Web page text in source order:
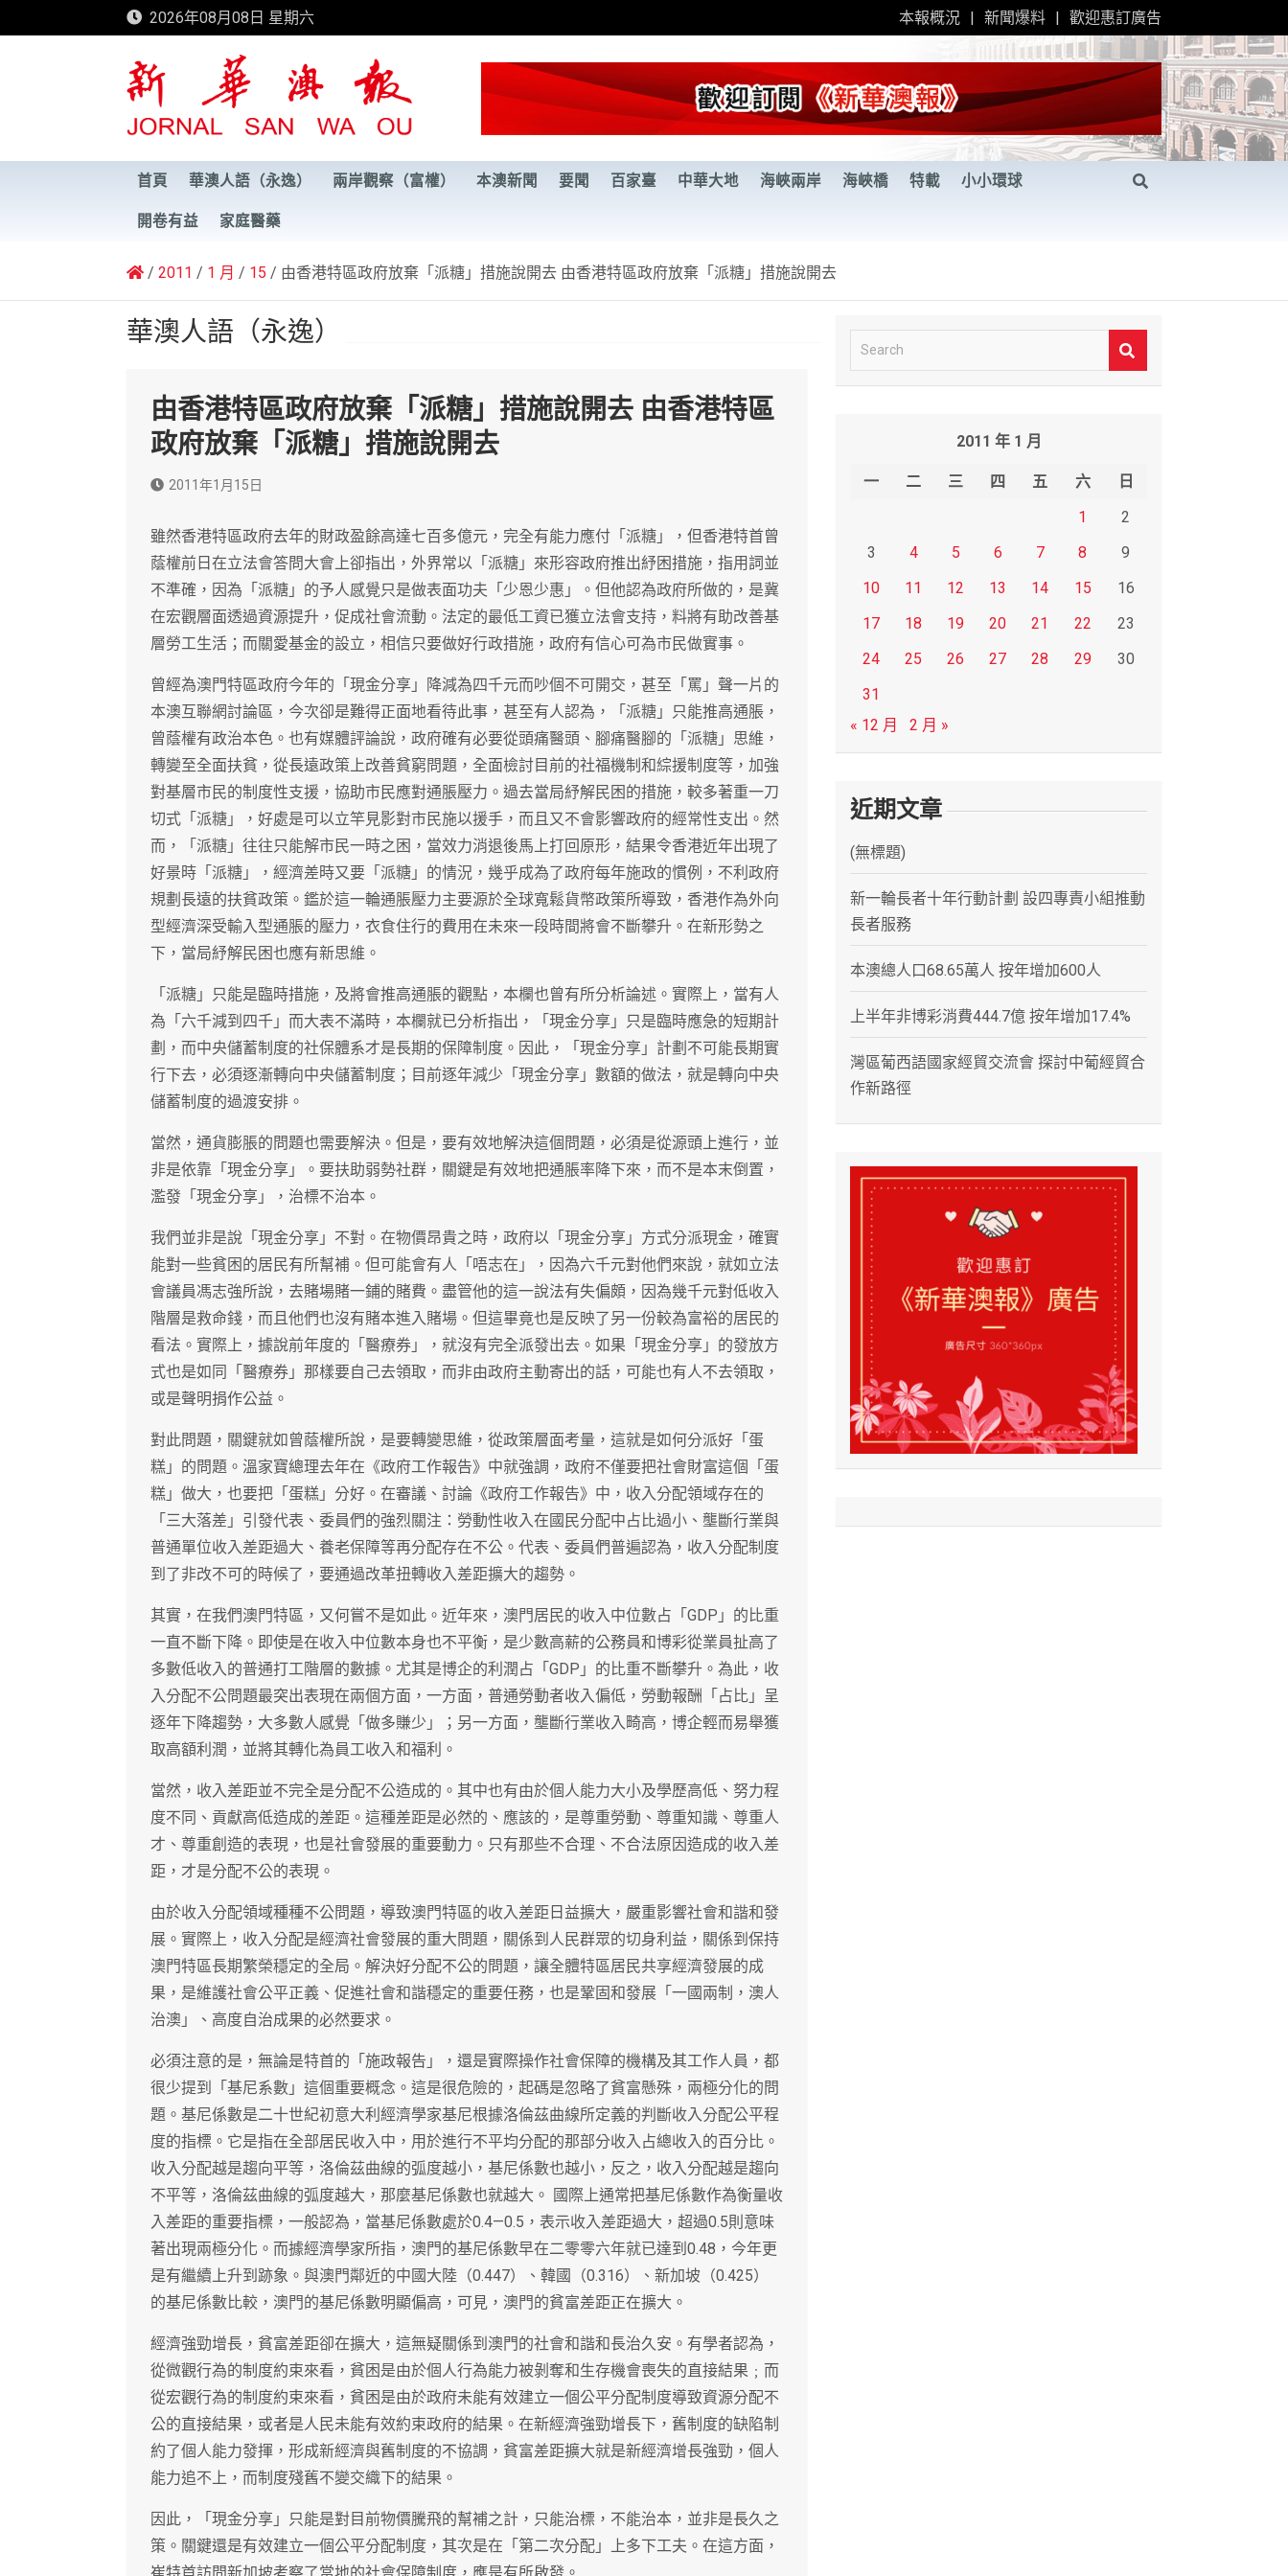
to
2026年08月08日 星期六 本報概況 新聞爆料 歡迎惠訂廣告
新華澳報
首頁 華澳人語（永逸） 兩岸觀察（富權） 本澳新聞 要聞 百家臺 中華大地 海峽兩岸 海峽橋 特載 小小環球
開卷有益 家庭醫藥
2011 1 月 15 由香港特區政府放棄「派糖」措施說開去 由香港特區政府放棄「派糖」措施說開去
華澳人語（永逸）
由香港特區政府放棄「派糖」措施說開去 由香港特區
政府放棄「派糖」措施說開去
2011年1月15日
雖然香港特區政府去年的財政盈餘高達七百多億元，完全有能力應付「派糖」，但香港特首曾
蔭權前日在立法會答問大會上卻指出，外界常以「派糖」來形容政府推出紓困措施，指用詞並
不準確，因為「派糖」的予人感覺只是做表面功夫「少恩少惠」。但他認為政府所做的，是冀
在宏觀層面透過資源提升，促成社會流動。法定的最低工資已獲立法會支持，料將有助改善基
層勞工生活；而關愛基金的設立，相信只要做好行政措施，政府有信心可為市民做實事。
曾經為澳門特區政府今年的「現金分享」降減為四千元而吵個不可開交，甚至「罵」聲一片的
本澳互聯網討論區，今次卻是難得正面地看待此事，甚至有人認為，「派糖」只能推高通脹，
曾蔭權有政治本色。也有媒體評論說，政府確有必要從頭痛醫頭、腳痛醫腳的「派糖」思維，
轉變至全面扶貧，從長遠政策上改善貧窮問題，全面檢討目前的社福機制和綜援制度等，加強
對基層市民的制度性支援，協助市民應對通脹壓力。過去當局紓解民困的措施，較多著重一刀
切式「派糖」，好處是可以立竿見影對市民施以援手，而且又不會影響政府的經常性支出。然
而，「派糖」往往只能解市民一時之困，當效力消退後馬上打回原形，結果令香港近年出現了
好景時「派糖」，經濟差時又要「派糖」的情況，幾乎成為了政府每年施政的慣例，不利政府
規劃長遠的扶貧政策。鑑於這一輪通脹壓力主要源於全球寬鬆貨幣政策所導致，香港作為外向
型經濟深受輸入型通脹的壓力，衣食住行的費用在未來一段時間將會不斷攀升。在新形勢之
下，當局紓解民困也應有新思維。
「派糖」只能是臨時措施，及將會推高通脹的觀點，本欄也曾有所分析論述。實際上，當有人
為「六千減到四千」而大表不滿時，本欄就已分析指出，「現金分享」只是臨時應急的短期計
劃，而中央儲蓄制度的社保體系才是長期的保障制度。因此，「現金分享」計劃不可能長期實
行下去，必須逐漸轉向中央儲蓄制度；目前逐年減少「現金分享」數額的做法，就是轉向中央
儲蓄制度的過渡安排。
當然，通貨膨脹的問題也需要解決。但是，要有效地解決這個問題，必須是從源頭上進行，並
非是依靠「現金分享」。要扶助弱勢社群，關鍵是有效地把通脹率降下來，而不是本末倒置，
濫發「現金分享」，治標不治本。
我們並非是說「現金分享」不對。在物價昂貴之時，政府以「現金分享」方式分派現金，確實
能對一些貧困的居民有所幫補。但可能會有人「唔志在」，因為六千元對他們來說，就如立法
會議員馮志強所說，去賭場賭一鋪的賭費。盡管他的這一說法有失偏頗，因為幾千元對低收入
階層是救命錢，而且他們也沒有賭本進入賭場。但這畢竟也是反映了另一份較為富裕的居民的
看法。實際上，據說前年度的「醫療券」，就沒有完全派發出去。如果「現金分享」的發放方
式也是如同「醫療券」那樣要自己去領取，而非由政府主動寄出的話，可能也有人不去領取，
或是聲明捐作公益。
對此問題，關鍵就如曾蔭權所說，是要轉變思維，從政策層面考量，這就是如何分派好「蛋
糕」的問題。溫家寶總理去年在《政府工作報告》中就強調，政府不僅要把社會財富這個「蛋
糕」做大，也要把「蛋糕」分好。在審議、討論《政府工作報告》中，收入分配領域存在的
「三大落差」引發代表、委員們的強烈關注：勞動性收入在國民分配中占比過小、壟斷行業與
普通單位收入差距過大、養老保障等再分配存在不公。代表、委員們普遍認為，收入分配制度
到了非改不可的時候了，要通過改革扭轉收入差距擴大的趨勢。
其實，在我們澳門特區，又何嘗不是如此。近年來，澳門居民的收入中位數占「GDP」的比重
一直不斷下降。即使是在收入中位數本身也不平衡，是少數高薪的公務員和博彩從業員扯高了
多數低收入的普通打工階層的數據。尤其是博企的利潤占「GDP」的比重不斷攀升。為此，收
入分配不公問題最突出表現在兩個方面，一方面，普通勞動者收入偏低，勞動報酬「占比」呈
逐年下降趨勢，大多數人感覺「做多賺少」；另一方面，壟斷行業收入畸高，博企輕而易舉獲
取高額利潤，並將其轉化為員工收入和福利。
當然，收入差距並不完全是分配不公造成的。其中也有由於個人能力大小及學歷高低、努力程
度不同、貢獻高低造成的差距。這種差距是必然的、應該的，是尊重勞動、尊重知識、尊重人
才、尊重創造的表現，也是社會發展的重要動力。只有那些不合理、不合法原因造成的收入差
距，才是分配不公的表現。
由於收入分配領域種種不公問題，導致澳門特區的收入差距日益擴大，嚴重影響社會和諧和發
展。實際上，收入分配是經濟社會發展的重大問題，關係到人民群眾的切身利益，關係到保持
澳門特區長期繁榮穩定的全局。解決好分配不公的問題，讓全體特區居民共享經濟發展的成
果，是維護社會公平正義、促進社會和諧穩定的重要任務，也是鞏固和發展「一國兩制，澳人
治澳」、高度自治成果的必然要求。
必須注意的是，無論是特首的「施政報告」，還是實際操作社會保障的機構及其工作人員，都
很少提到「基尼系數」這個重要概念。這是很危險的，起碼是忽略了貧富懸殊，兩極分化的問
題。基尼係數是二十世紀初意大利經濟學家基尼根據洛倫茲曲線所定義的判斷收入分配公平程
度的指標。它是指在全部居民收入中，用於進行不平均分配的那部分收入占總收入的百分比。
收入分配越是趨向平等，洛倫茲曲線的弧度越小，基尼係數也越小，反之，收入分配越是趨向
不平等，洛倫茲曲線的弧度越大，那麼基尼係數也就越大。 國際上通常把基尼係數作為衡量收
入差距的重要指標，一般認為，當基尼係數處於0.4—0.5，表示收入差距過大，超過0.5則意味
著出現兩極分化。而據經濟學家所指，澳門的基尼係數早在二零零六年就已達到0.48，今年更
是有繼續上升到跡象。與澳門鄰近的中國大陸（0.447）、韓國（0.316）、新加坡（0.425）
的基尼係數比較，澳門的基尼係數明顯偏高，可見，澳門的貧富差距正在擴大。
經濟強勁增長，貧富差距卻在擴大，這無疑關係到澳門的社會和諧和長治久安。有學者認為，
從微觀行為的制度約束來看，貧困是由於個人行為能力被剝奪和生存機會喪失的直接結果﹔而
從宏觀行為的制度約束來看，貧困是由於政府未能有效建立一個公平分配制度­導致資源分配不
公的直接結果，或者是人民未能有效約束政府的結果。在新經濟強勁增長下，舊制度的缺陷制
約了個人能力發揮，形成新經濟與舊制度的不協調，貧富差距擴大就是新經濟增長強勁，個人
能力追不上，而制度殘舊不變交織下的結果。
因此，「現金分享」只能是對目前物價騰飛的幫補之計，只能治標，不能治本，並非是長久之
策。關鍵還是有效建立一個公平分配制度，其次是在「第二次分配」上多下工夫。在這方面，
e
2011 年 1 月
一 二 三 四 五 六
日
1
2
3
4 5 6 7 8
9
10
11 12 13 14 15
16
17
18 19 20 21 22
23
24
25 26 27 28 29
30
31
« 12 月
2 月 »
近期文章
(無標題)
新一輪長者十年行動計劃 設四專責小組推動
長者服務
本澳總人口68.65萬人 按年增加600人
上半年非博彩消費444.7億 按年增加17.4%
灣區葡西語國家經貿交流會 探討中葡經貿合
作新路徑